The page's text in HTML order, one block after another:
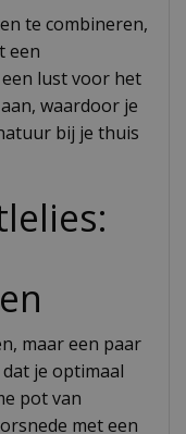
te combineren,
een
lust voor het
waardoor je
bij je thuis
maar een paar
je optimaal
pot van
met een